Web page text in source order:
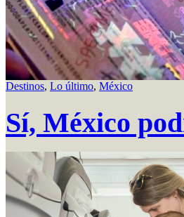
Destinos, Lo último, México
Sí, México